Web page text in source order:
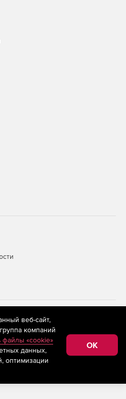
store.softline.ru применяются
(информационные технологии
на основе сбора,
относящихся к
сети «Интернет»,
Российской Федерации)
веб-сайт,
компаний
файлы «cookie»
данных,
оптимизации
OK